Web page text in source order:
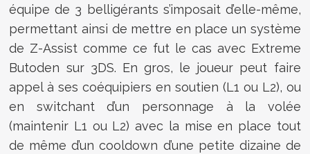
équipe de 3 belligérants s’imposait d’elle-même,
permettant ainsi de mettre en place un système
de Z-Assist comme ce fut le cas avec Extreme
Butoden sur 3DS. En gros, le joueur peut faire
appel à ses coéquipiers en soutien (L1 ou L2), ou
en switchant d’un personnage à la volée
(maintenir L1 ou L2) avec la mise en place tout
de même d’un cooldown d’une petite dizaine de